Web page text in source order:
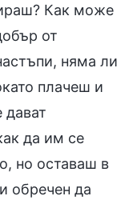
Как може
от
няма ли
плачеш и
дават
да им се
но оставаш в
обречен да